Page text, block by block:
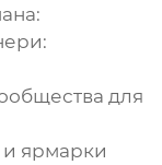
:
для
ярмарки